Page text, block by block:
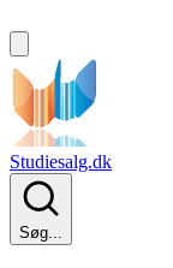
Studiesalg.dk
Søg...